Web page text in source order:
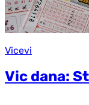
Vicevi
Vic dana: